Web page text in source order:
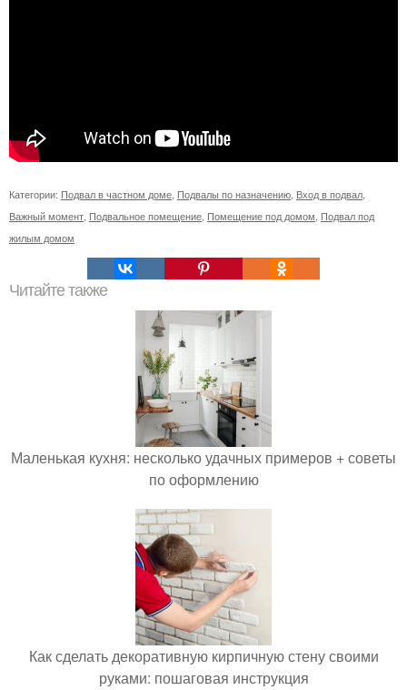
Категории: Подвал в частном доме Подвалы по назначению Вход в подвал
Важный момент Подвальное помещение Помещение под домом Подвал под
жилым домом
Читайте также
Маленькая кухня: несколько удачных примеров + советы
по оформлению
Как сделать декоративную кирпичную стену своими
руками: пошаговая инструкция